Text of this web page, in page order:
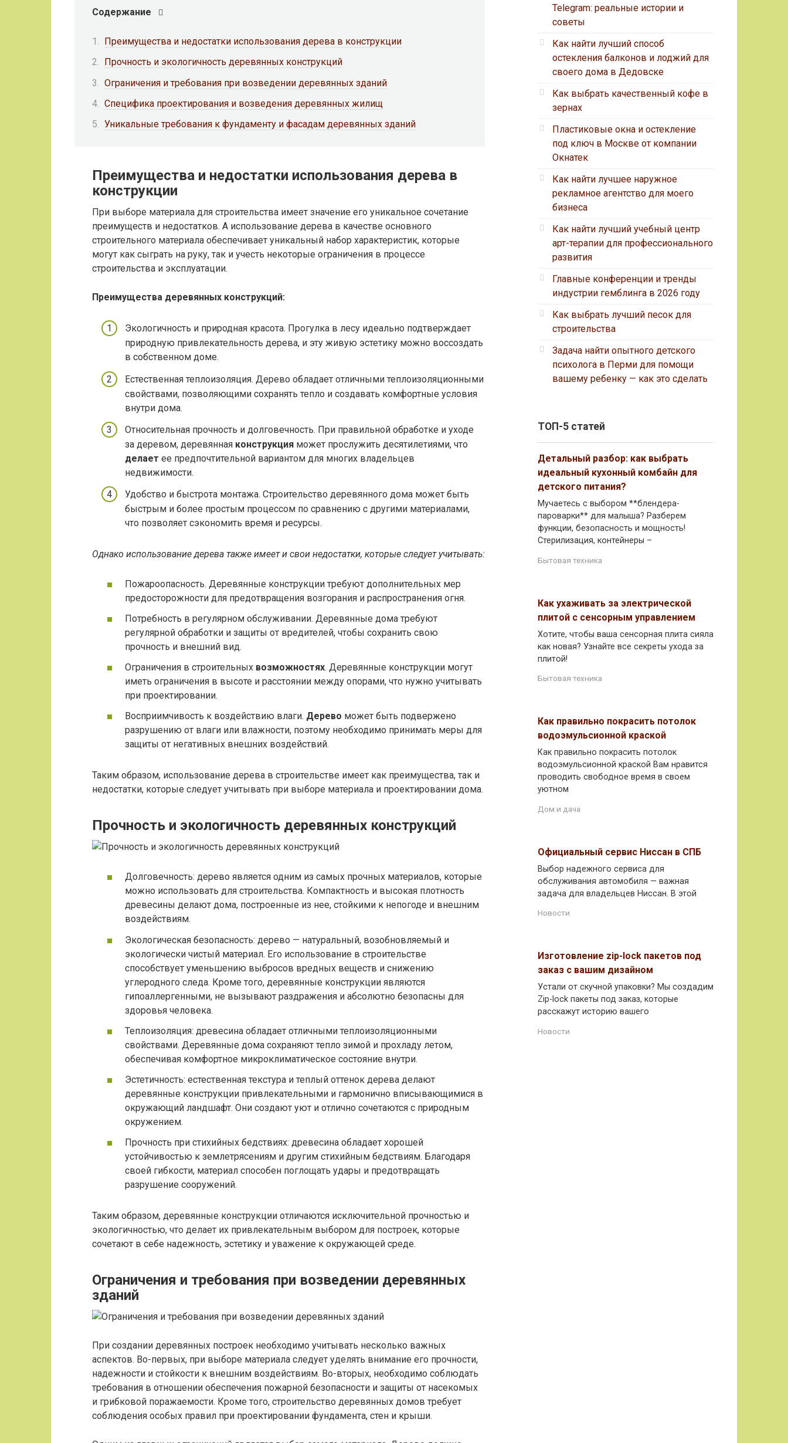
Содержание
Преимущества и недостатки использования дерева в конструкции
Прочность и экологичность деревянных конструкций
Ограничения и требования при возведении деревянных зданий
Специфика проектирования и возведения деревянных жилищ
Уникальные требования к фундаменту и фасадам деревянных зданий
Преимущества и недостатки использования дерева в
конструкции
При выборе материала для строительства имеет значение его уникальное сочетание
преимуществ и недостатков. А использование дерева в качестве основного
строительного материала обеспечивает уникальный набор характеристик, которые
могут как сыграть на руку, так и учесть некоторые ограничения в процессе
строительства и эксплуатации.
Преимущества деревянных конструкций:
Экологичность и природная красота. Прогулка в лесу идеально подтверждает
природную привлекательность дерева, и эту живую эстетику можно воссоздать
в собственном доме.
Естественная теплоизоляция. Дерево обладает отличными теплоизоляционными
свойствами, позволяющими сохранять тепло и создавать комфортные условия
внутри дома.
Относительная прочность и долговечность. При правильной обработке и уходе
за деревом, деревянная конструкция может прослужить десятилетиями, что
делает ее предпочтительной вариантом для многих владельцев
недвижимости.
Удобство и быстрота монтажа. Строительство деревянного дома может быть
быстрым и более простым процессом по сравнению с другими материалами,
что позволяет сэкономить время и ресурсы.
Однако использование дерева также имеет и свои недостатки, которые следует учитывать:
Пожароопасность. Деревянные конструкции требуют дополнительных мер
предосторожности для предотвращения возгорания и распространения огня.
Потребность в регулярном обслуживании. Деревянные дома требуют
регулярной обработки и защиты от вредителей, чтобы сохранить свою
прочность и внешний вид.
Ограничения в строительных возможностях. Деревянные конструкции могут
иметь ограничения в высоте и расстоянии между опорами, что нужно учитывать
при проектировании.
Восприимчивость к воздействию влаги. Дерево может быть подвержено
разрушению от влаги или влажности, поэтому необходимо принимать меры для
защиты от негативных внешних воздействий.
Таким образом, использование дерева в строительстве имеет как преимущества, так и
недостатки, которые следует учитывать при выборе материала и проектировании дома.
Прочность и экологичность деревянных конструкций
Долговечность: дерево является одним из самых прочных материалов, которые
можно использовать для строительства. Компактность и высокая плотность
древесины делают дома, построенные из нее, стойкими к непогоде и внешним
воздействиям.
Экологическая безопасность: дерево — натуральный, возобновляемый и
экологически чистый материал. Его использование в строительстве
способствует уменьшению выбросов вредных веществ и снижению
углеродного следа. Кроме того, деревянные конструкции являются
гипоаллергенными, не вызывают раздражения и абсолютно безопасны для
здоровья человека.
Теплоизоляция: древесина обладает отличными теплоизоляционными
свойствами. Деревянные дома сохраняют тепло зимой и прохладу летом,
обеспечивая комфортное микроклиматическое состояние внутри.
Эстетичность: естественная текстура и теплый оттенок дерева делают
деревянные конструкции привлекательными и гармонично вписывающимися в
окружающий ландшафт. Они создают уют и отлично сочетаются с природным
окружением.
Прочность при стихийных бедствиях: древесина обладает хорошей
устойчивостью к землетрясениям и другим стихийным бедствиям. Благодаря
своей гибкости, материал способен поглощать удары и предотвращать
разрушение сооружений.
Таким образом, деревянные конструкции отличаются исключительной прочностью и
экологичностью, что делает их привлекательным выбором для построек, которые
сочетают в себе надежность, эстетику и уважение к окружающей среде.
Ограничения и требования при возведении деревянных
зданий
При создании деревянных построек необходимо учитывать несколько важных
аспектов. Во-первых, при выборе материала следует уделять внимание его прочности,
надежности и стойкости к внешним воздействиям. Во-вторых, необходимо соблюдать
требования в отношении обеспечения пожарной безопасности и защиты от насекомых
и грибковой поражаемости. Кроме того, строительство деревянных домов требует
соблюдения особых правил при проектировании фундамента, стен и крыши.
Telegram: реальные истории и
советы
Как найти лучший способ
остекления балконов и лоджий для
своего дома в Дедовске
Как выбрать качественный кофе в
зернах
Пластиковые окна и остекление
под ключ в Москве от компании
Окнатек
Как найти лучшее наружное
рекламное агентство для моего
бизнеса
Как найти лучший учебный центр
арт-терапии для профессионального
развития
Главные конференции и тренды
индустрии гемблинга в 2026 году
Как выбрать лучший песок для
строительства
Задача найти опытного детского
психолога в Перми для помощи
вашему ребенку — как это сделать
ТОП-5 статей
Детальный разбор: как выбрать
идеальный кухонный комбайн для
детского питания?
Мучаетесь с выбором **блендера-
пароварки** для малыша? Разберем
функции, безопасность и мощность!
Стерилизация, контейнеры –
Бытовая техника
Как ухаживать за электрической
плитой с сенсорным управлением
Хотите, чтобы ваша сенсорная плита сияла
как новая? Узнайте все секреты ухода за
плитой!
Бытовая техника
Как правильно покрасить потолок
водоэмульсионной краской
Как правильно покрасить потолок
водоэмульсионной краской Вам нравится
проводить свободное время в своем
уютном
Дом и дача
Официальный сервис Ниссан в СПБ
Выбор надежного сервиса для
обслуживания автомобиля — важная
задача для владельцев Ниссан. В этой
Новости
Изготовление zip-lock пакетов под
заказ с вашим дизайном
Устали от скучной упаковки? Мы создадим
Zip-lock пакеты под заказ, которые
расскажут историю вашего
Новости